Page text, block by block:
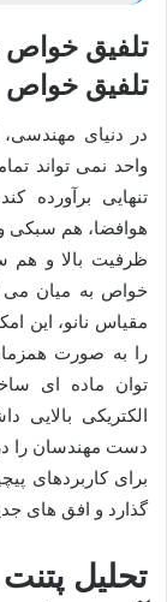
تلفیق خواص
تلفیق خواص
در دنیای
واحد نمی تواند
تنهایی برآورده
هوافضا، هم سبکی و
ظرفیت بالا و هم
خواص به میان می
مقیاس نانو، این
را به صورت
توان ماده ای
الکتریکی بالایی
دست مهندسان را
برای کاربردهای
گذارد و افق های
تحلیل